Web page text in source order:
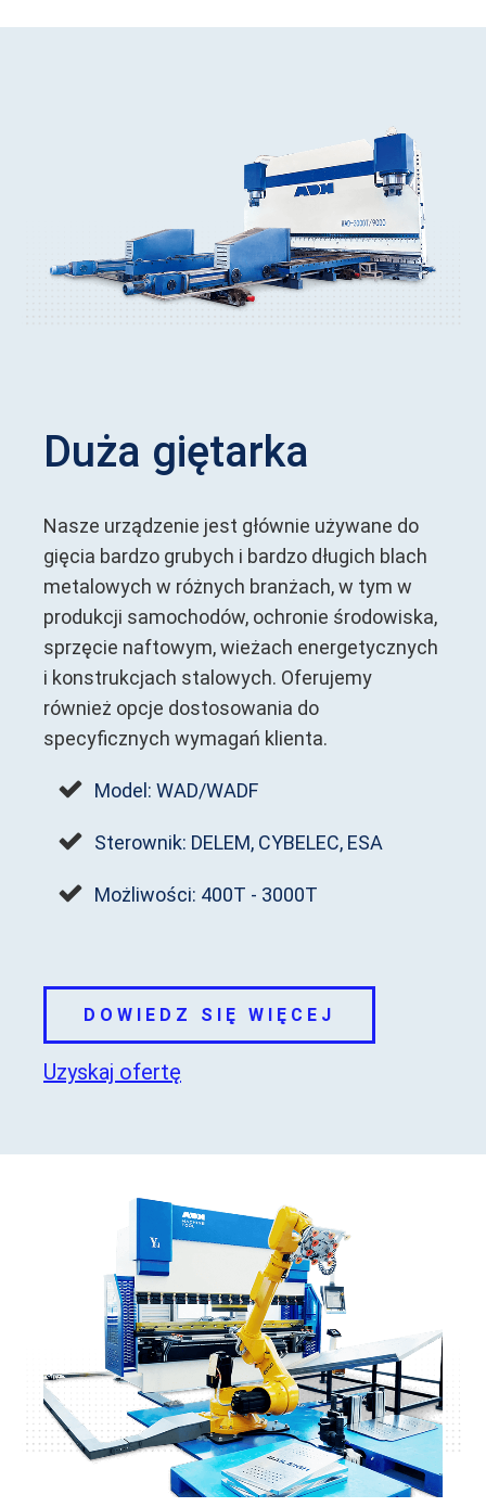
Duża giętarka
Nasze urządzenie jest głównie używane do
gięcia bardzo grubych i bardzo długich blach
metalowych w różnych branżach, w tym w
produkcji samochodów, ochronie środowiska,
sprzęcie naftowym, wieżach energetycznych
i konstrukcjach stalowych. Oferujemy
również opcje dostosowania do
specyficznych wymagań klienta.
Model: WAD/WADF
Sterownik: DELEM, CYBELEC, ESA
Możliwości: 400T - 3000T
DOWIEDZ SIĘ WIĘCEJ
Uzyskaj ofertę